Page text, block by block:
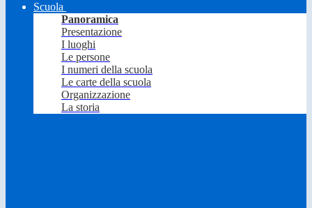
Scuola
Panoramica
Presentazione
I luoghi
Le persone
I numeri della scuola
Le carte della scuola
Organizzazione
La storia